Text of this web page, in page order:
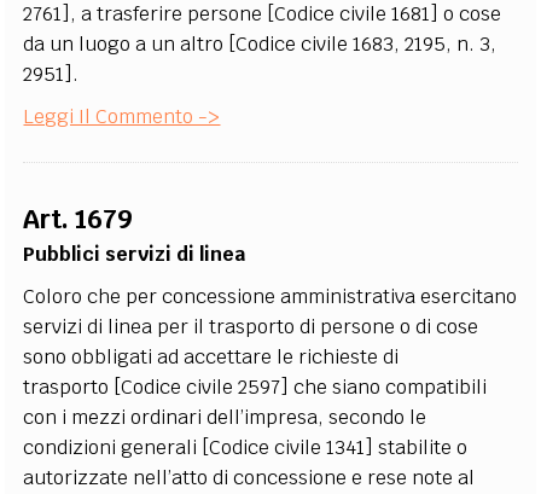
2761], a trasferire persone [Codice civile 1681] o cose
da un luogo a un altro [Codice civile 1683, 2195, n. 3,
2951].
Leggi Il Commento ->
Art. 1679
Pubblici servizi di linea
Coloro che per concessione amministrativa esercitano
servizi di linea per il trasporto di persone o di cose
sono obbligati ad accettare le richieste di
trasporto [Codice civile 2597] che siano compatibili
con i mezzi ordinari dell’impresa, secondo le
condizioni generali [Codice civile 1341] stabilite o
autorizzate nell’atto di concessione e rese note al